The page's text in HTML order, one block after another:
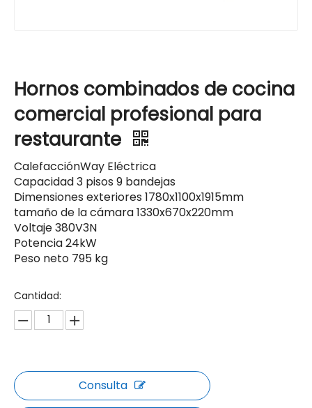
Hornos combinados de cocina
comercial profesional para
restaurante
CalefacciónWay Eléctrica
Capacidad 3 pisos 9 bandejas
Dimensiones exteriores 1780x1100x1915mm
tamaño de la cámara 1330x670x220mm
Voltaje 380V3N
Potencia 24kW
Peso neto 795 kg
Cantidad:
Consulta